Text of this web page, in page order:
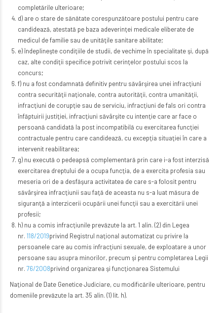
completările ulterioare;
d) are o stare de sănătate corespunzătoare postului pentru care
candidează, atestată pe baza adeverinţei medicale eliberate de
medicul de familie sau de unităţile sanitare abilitate;
e) îndeplineşte condiţiile de studii, de vechime în specialitate şi, după
caz, alte condiţii specifice potrivit cerinţelor postului scos la
concurs;
f) nu a fost condamnată definitiv pentru săvârşirea unei infracţiuni
contra securităţii naţionale, contra autorităţii, contra umanităţii,
infracţiuni de corupţie sau de serviciu, infracţiuni de fals ori contra
înfăptuirii justiţiei, infracţiuni săvârşite cu intenţie care ar face o
persoană candidată la post incompatibilă cu exercitarea funcţiei
contractuale pentru care candidează, cu excepţia situaţiei în care a
intervenit reabilitarea;
g) nu execută o pedeapsă complementară prin care i-a fost interzisă
exercitarea dreptului de a ocupa funcţia, de a exercita profesia sau
meseria ori de a desfăşura activitatea de care s-a folosit pentru
săvârşirea infracţiunii sau faţă de aceasta nu s-a luat măsura de
siguranţă a interzicerii ocupării unei funcţii sau a exercitării unei
profesii;
h) nu a comis infracţiunile prevăzute la art. 1 alin. (2) din Legea
nr. 118/2019privind Registrul naţional automatizat cu privire la
persoanele care au comis infracţiuni sexuale, de exploatare a unor
persoane sau asupra minorilor, precum şi pentru completarea Legii
nr. 76/2008privind organizarea şi funcţionarea Sistemului
Naţional de Date Genetice Judiciare, cu modificările ulterioare, pentru
domeniile prevăzute la art. 35 alin. (1) lit. h).